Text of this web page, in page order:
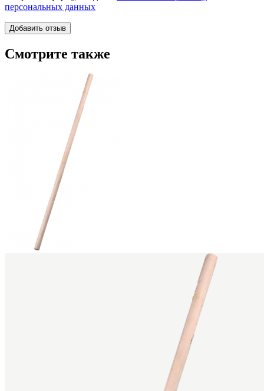
персональных данных
Смотрите также